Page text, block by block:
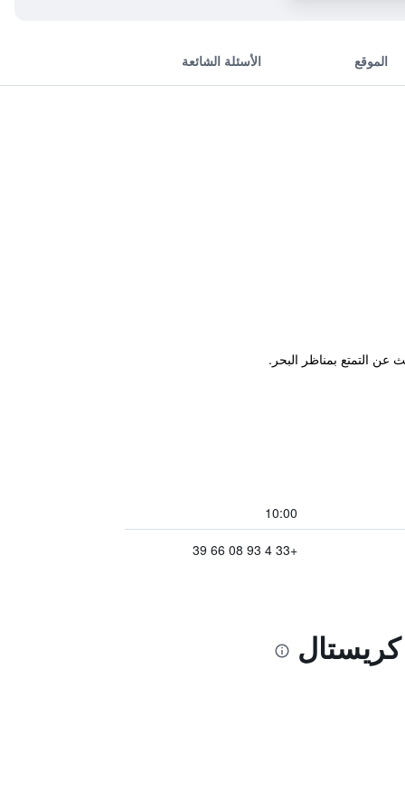
الموقع الأسئلة الشائعة
التمتع بمناظر البحر.
10:00
+33 4 93 08 66 39